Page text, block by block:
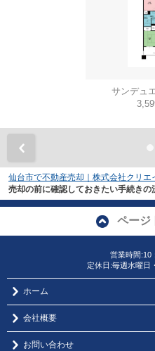
サンデュ
仙台市で不動産売却｜株式会社クリエ
売却の前に確認しておきたい手続きの
ページ
営業時間:10
定休日:毎週水曜日
ホーム
会社概要
お問い合わせ